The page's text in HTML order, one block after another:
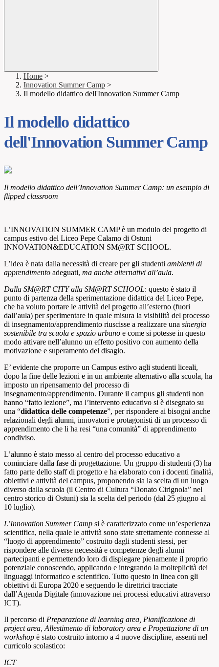
Home >
Innovation Summer Camp >
Il modello didattico dell'Innovation Summer Camp
Il modello didattico
dell'Innovation Summer Camp
Il modello didattico dell’Innovation Summer Camp: un esempio di
flipped classroom
L’INNOVATION SUMMER CAMP è un modulo del progetto di
campus estivo del Liceo Pepe Calamo di Ostuni
INNOVATION&EDUCATION SM@RT SCHOOL.
L’idea è nata dalla necessità di creare per gli studenti ambienti di
apprendimento adeguati, ma anche alternativi all’aula.
Dalla SM@RT CITY alla SM@RT SCHOOL: questo è stato il
punto di partenza della sperimentazione didattica del Liceo Pepe,
che ha voluto portare le attività del progetto all’esterno (fuori
dall’aula) per sperimentare in quale misura la visibilità del processo
di insegnamento/apprendimento riuscisse a realizzare una sinergia
sostenibile tra scuola e spazio urbano e come si potesse in questo
modo attivare nell’alunno un effetto positivo con aumento della
motivazione e superamento del disagio.
E’ evidente che proporre un Campus estivo agli studenti liceali,
dopo la fine delle lezioni e in un ambiente alternativo alla scuola, ha
imposto un ripensamento del processo di
insegnamento/apprendimento. Durante il campus gli studenti non
hanno “fatto lezione”, ma l’intervento educativo si è disegnato su
una “didattica delle competenze”, per rispondere ai bisogni anche
relazionali degli alunni, innovatori e protagonisti di un processo di
apprendimento che li ha resi “una comunità” di apprendimento
condiviso.
L’alunno è stato messo al centro del processo educativo a
cominciare dalla fase di progettazione. Un gruppo di studenti (3) ha
fatto parte dello staff di progetto e ha elaborato con i docenti finalità,
obiettivi e attività del campus, proponendo sia la scelta di un luogo
diverso dalla scuola (il Centro di Cultura “Donato Cirignola” nel
centro storico di Ostuni) sia la scelta del periodo (dal 25 giugno al
10 luglio).
L’Innovation Summer Camp si è caratterizzato come un’esperienza
scientifica, nella quale le attività sono state strettamente connesse al
“luogo di apprendimento” costruito dagli studenti stessi, per
rispondere alle diverse necessità e competenze degli alunni
partecipanti e permettendo loro di dispiegare pienamente il proprio
potenziale conoscendo, applicando e integrando la molteplicità dei
linguaggi informatico e scientifico. Tutto questo in linea con gli
obiettivi di Europa 2020 e seguendo le direttrici tracciate
dall’Agenda Digitale (innovazione nei processi educativi attraverso
ICT).
Il percorso di Preparazione di learning area, Pianificazione di
project area, Allestimento di laboratory area e Progettazione di un
workshop è stato costruito intorno a 4 nuove discipline, assenti nel
curricolo scolastico:
ICT